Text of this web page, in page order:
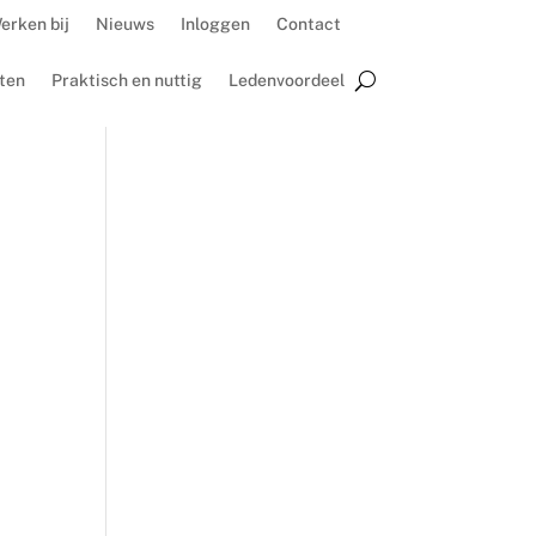
bij Nieuws Inloggen Contact
Praktisch en nuttig Ledenvoordeel